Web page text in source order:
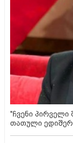
"ჩვენი პირველი
თათული